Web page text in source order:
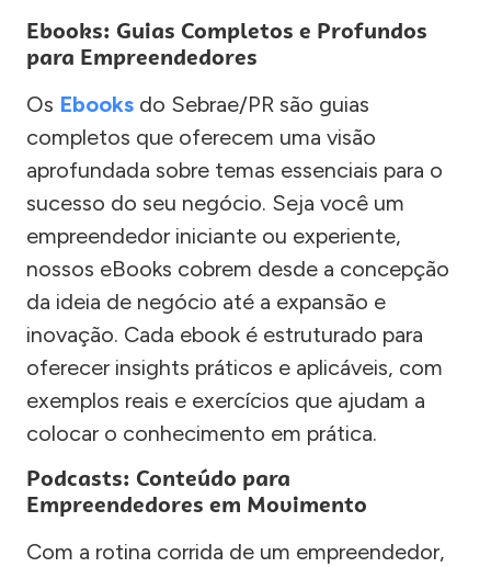
Ebooks: Guias Completos e Profundos
para Empreendedores
Os Ebooks do Sebrae/PR são guias
completos que oferecem uma visão
aprofundada sobre temas essenciais para o
sucesso do seu negócio. Seja você um
empreendedor iniciante ou experiente,
nossos eBooks cobrem desde a concepção
da ideia de negócio até a expansão e
inovação. Cada ebook é estruturado para
oferecer insights práticos e aplicáveis, com
exemplos reais e exercícios que ajudam a
colocar o conhecimento em prática.
Podcasts: Conteúdo para
Empreendedores em Movimento
Com a rotina corrida de um empreendedor,